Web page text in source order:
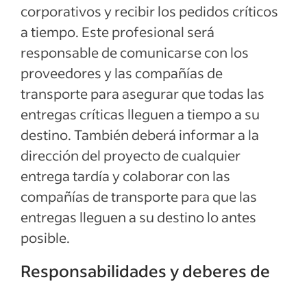
corporativos y recibir los pedidos críticos
a tiempo. Este profesional será
responsable de comunicarse con los
proveedores y las compañías de
transporte para asegurar que todas las
entregas críticas lleguen a tiempo a su
destino. También deberá informar a la
dirección del proyecto de cualquier
entrega tardía y colaborar con las
compañías de transporte para que las
entregas lleguen a su destino lo antes
posible.
Responsabilidades y deberes de